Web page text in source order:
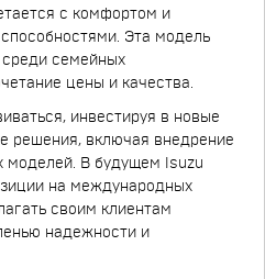
с комфортом и
Эта модель
среди семейных
цены и качества.
инвестируя в новые
решения, включая внедрение
моделей. В будущем Isuzu
на международных
своим клиентам
надежности и